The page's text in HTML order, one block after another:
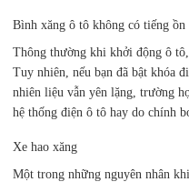
Bình xăng ô tô không có tiếng ồn
Thông thường khi khởi động ô
Tuy nhiên, nếu bạn đã bật khóa
nhiên liệu vẫn yên lặng, trường
hệ thống điện ô tô hay do chính
Xe hao xăng
Một trong những nguyên nhân